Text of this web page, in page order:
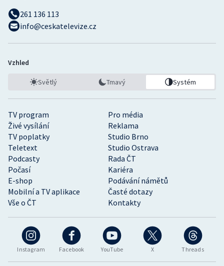
Instagram Facebook YouTube X Threads
TV program
Pro média
Živé vysílání
Reklama
TV poplatky
Studio Brno
Teletext
Studio Ostrava
Podcasty
Rada ČT
Počasí
Kariéra
E-shop
Podávání námětů
Mobilní a TV aplikace
Časté dotazy
Vše o ČT
Kontakty
261 136 113
info@ceskatelevize.cz
Vzhled
Světlý Tmavý Systém